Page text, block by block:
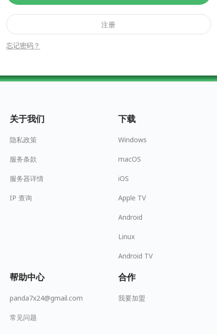
忘记密码？
注册
关于我们
隐私政策
服务条款
服务器详情
IP 查询
下载
Windows
macOS
iOS
Apple TV
Android
Linux
Android TV
帮助中心
panda7x24@gmail.com
常见问题
合作
我要加盟